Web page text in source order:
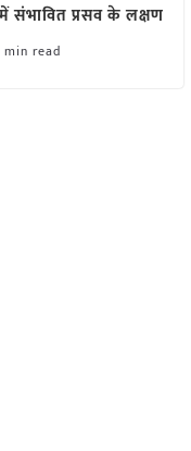
संभावित प्रसव के लक्षण
min read